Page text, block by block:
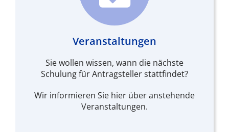
Veranstaltungen
Sie wollen wissen, wann die nächste
Schulung für Antragsteller stattfindet?
Wir informieren Sie hier über anstehende
Veranstaltungen.